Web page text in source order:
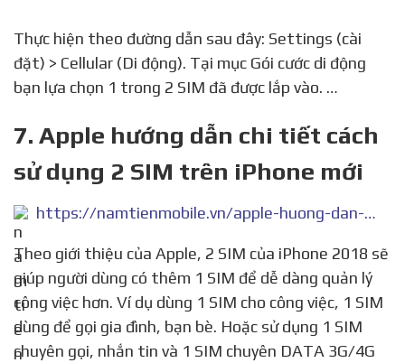
Thực hiện theo đường dẫn sau đây: Settings (cài
đặt) > Cellular (Di động). Tại mục Gói cước di động
bạn lựa chọn 1 trong 2 SIM đã được lắp vào. …
7. Apple hướng dẫn chi tiết cách
sử dụng 2 SIM trên iPhone mới
https://namtienmobile.vn/apple-huong-dan-chi-tiet-cach-su-dung-2-sim-tren-iphone-moi/
Theo giới thiệu của Apple, 2 SIM của iPhone 2018 sẽ
giúp người dùng có thêm 1 SIM để dễ dàng quản lý
công việc hơn. Ví dụ dùng 1 SIM cho công việc, 1 SIM
dùng để gọi gia đình, bạn bè. Hoặc sử dụng 1 SIM
chuyên gọi, nhắn tin và 1 SIM chuyên DATA 3G/4G